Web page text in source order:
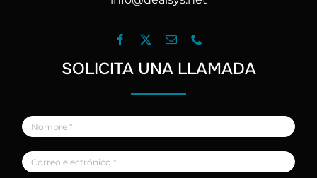
SOLICITA UNA LLAMADA